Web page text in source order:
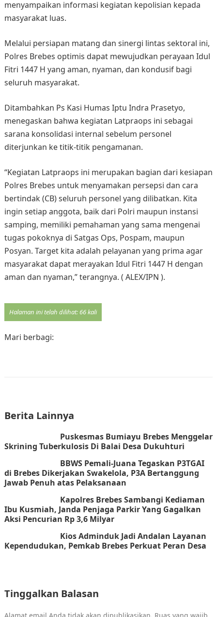
menyampaikan informasi kegiatan kepolisian kepada
masyarakat luas.
Melalui persiapan matang dan sinergi lintas sektoral ini,
Polres Brebes optimis dapat mewujudkan perayaan Idul
Fitri 1447 H yang aman, nyaman, dan kondusif bagi
seluruh masyarakat.
Ditambahkan Ps Kasi Humas Iptu Indra Prasetyo,
menegaskan bahwa kegiatan Latpraops ini sebagai
sarana konsolidasi internal sebelum personel
diterjunkan ke titik-titik pengamanan.
“Kegiatan Latpraops ini merupakan bagian dari kesiapan
Polres Brebes untuk menyamakan persepsi dan cara
bertindak (CB) seluruh personel yang dilibatkan. Kita
ingin setiap anggota, baik dari Polri maupun instansi
samping, memiliki pemahaman yang sama mengenai
tugas pokoknya di Satgas Ops, Pospam, maupun
Posyan. Target kita adalah pelayanan yang prima agar
masyarakat dapat merayakan Idul Fitri 1447 H dengan
aman dan nyaman,” terangnya. ( ALEX/IPN ).
Halaman ini telah dilihat: 66 kali
Mari berbagi:
Berita Lainnya
Puskesmas Bumiayu Brebes Menggelar
Skrining Tuberkulosis Di Balai Desa Dukuhturi
BBWS Pemali-Juana Tegaskan P3TGAI
di Brebes Dikerjakan Swakelola, P3A Bertanggung
Jawab Penuh atas Pelaksanaan
Kapolres Brebes Sambangi Kediaman
Ibu Kusmiah, Janda Penjaga Parkir Yang Gagalkan
Aksi Pencurian Rp 3,6 Milyar
Kios Adminduk Jadi Andalan Layanan
Kependudukan, Pemkab Brebes Perkuat Peran Desa
Tinggalkan Balasan